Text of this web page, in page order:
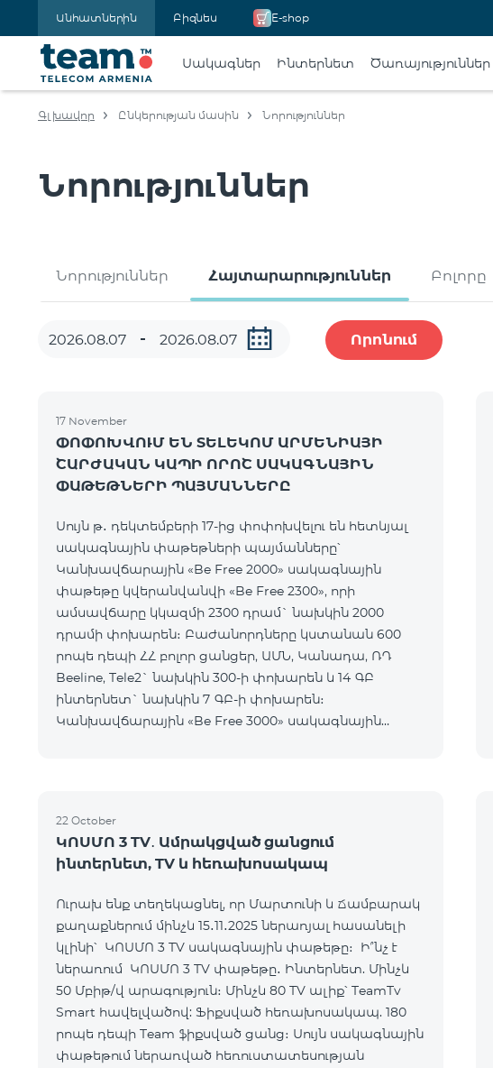
Անհատներին Բիզնես E-shop
Սակագներ Ինտերնետ Ծառայություններ
Գլխավոր Ընկերության մասին Նորություններ
Նորություններ
Նորություններ Հայտարարություններ Բոլորը
Որոնում
17 November
ՓՈՓՈԽՎՈՒՄ ԵՆ ՏԵԼԵԿՈՄ ԱՐՄԵՆԻԱՅԻ
ՇԱՐԺԱԿԱՆ ԿԱՊԻ ՈՐՈՇ ՍԱԿԱԳՆԱՅԻՆ
ՓԱԹԵԹՆԵՐԻ ՊԱՅՄԱՆՆԵՐԸ
Սույն թ․ դեկտեմբերի 17-ից փոփոխվելու են հետևյալ
սակագնային փաթեթների պայմանները՝
Կանխավճարային «Be Free 2000» սակագնային
փաթեթը կվերանվանվի «Be Free 2300», որի
ամսավճարը կկազմի 2300 դրամ` նախկին 2000
դրամի փոխարեն։ Բաժանորդները կստանան 600
րոպե դեպի ՀՀ բոլոր ցանցեր, ԱՄՆ, Կանադա, ՌԴ
Beeline, Tele2` նախկին 300-ի փոխարեն և 14 ԳԲ
ինտերնետ` նախկին 7 ԳԲ-ի փոխարեն։
Կանխավճարային «Be Free 3000» սակագնային
22 October
ԿՈՍՄՈ 3 TV․ Ամրակցված ցանցում
ինտերնետ, TV և հեռախոսակապ
Ուրախ ենք տեղեկացնել, որ Մարտունի և Ճամբարակ
քաղաքներում մինչև 15․11․2025 ներառյալ հասանելի
կլինի՝ ԿՈՍՄՈ 3 TV սակագնային փաթեթը։ Ի՞նչ է
ներառում ԿՈՍՄՈ 3 TV փաթեթը․ Ինտերնետ. Մինչև
50 Մբիթ/վ արագություն։ Մինչև 80 TV ալիք՝ TeamTv
Smart հավելվածով: Ֆիքսված հեռախոսակապ. 180
րոպե դեպի Team ֆիքսված ցանց։ Սույն սակագնային
փաթեթում ներառված հեռուստատեսության